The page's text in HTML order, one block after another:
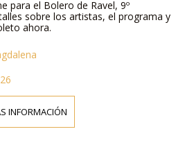
para el Bolero de Ravel, 9º
sobre los artistas, el programa y
ahora.
INFORMACIÓN